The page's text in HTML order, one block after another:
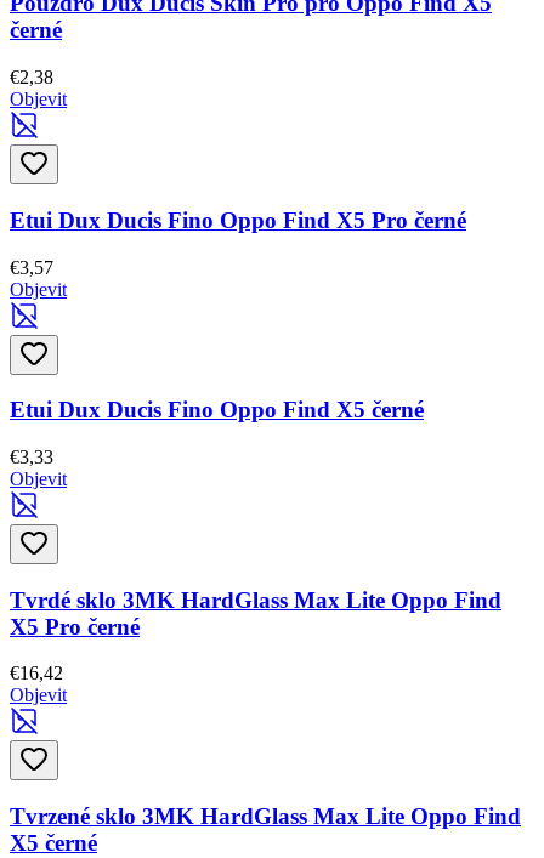
černé
€2,38
Objevit
Etui Dux Ducis Fino Oppo Find X5 Pro černé
€3,57
Objevit
Etui Dux Ducis Fino Oppo Find X5 černé
€3,33
Objevit
Tvrdé sklo 3MK HardGlass Max Lite Oppo Find
X5 Pro černé
€16,42
Objevit
Tvrzené sklo 3MK HardGlass Max Lite Oppo Find
X5 černé